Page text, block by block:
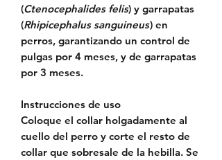
(Ctenocephalides felis) y garrapatas
(Rhipicephalus sanguineus) en
perros, garantizando un control de
pulgas por 4 meses, y de garrapatas
por 3 meses.
Instrucciones de uso
Coloque el collar holgadamente al
cuello del perro y corte el resto de
collar que sobresale de la hebilla. Se